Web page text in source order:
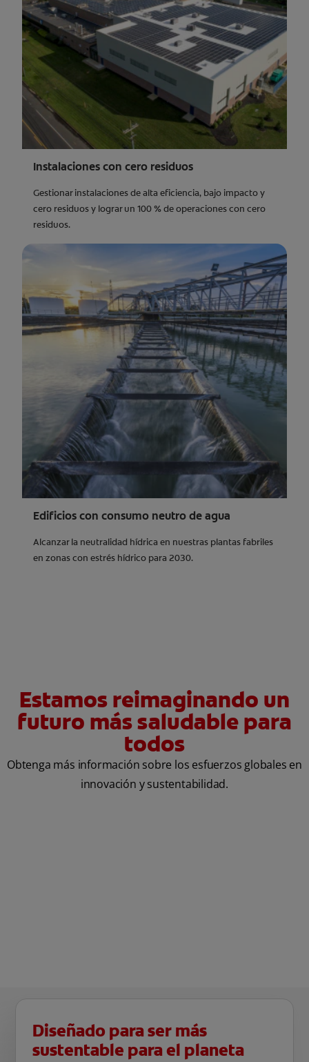
Instalaciones con cero residuos
Gestionar instalaciones de alta eficiencia, bajo impacto y
cero residuos y lograr un 100 % de operaciones con cero
residuos.
Edificios con consumo neutro de agua
Alcanzar la neutralidad hídrica en nuestras plantas fabriles
en zonas con estrés hídrico para 2030.
Estamos reimaginando un
futuro más saludable para
todos
Obtenga más información sobre los esfuerzos globales en
innovación y sustentabilidad.
Diseñado para ser más
sustentable para el planeta